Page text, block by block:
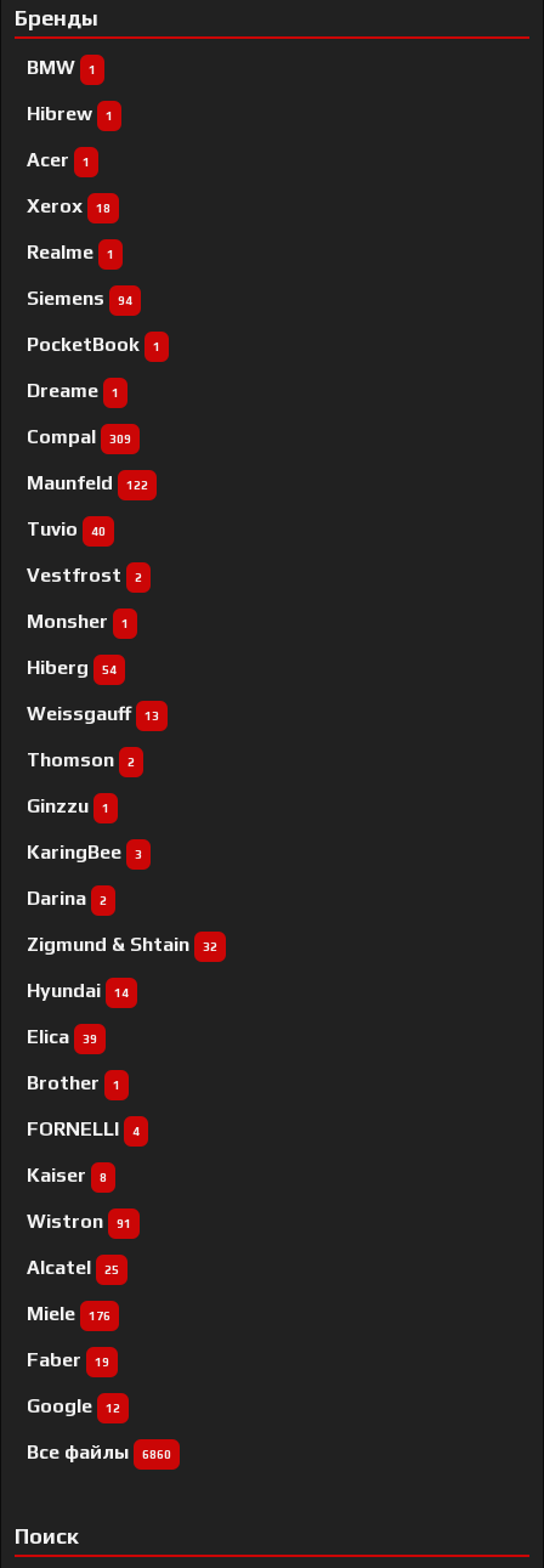
Бренды
BMW 1
Hibrew 1
Acer 1
Xerox 18
Realme 1
Siemens 94
PocketBook 1
Dreame 1
Compal 309
Maunfeld 122
Tuvio 40
Vestfrost 2
Monsher 1
Hiberg 54
Weissgauff 13
Thomson 2
Ginzzu 1
KaringBee 3
Darina 2
Zigmund & Shtain 32
Hyundai 14
Elica 39
Brother 1
FORNELLI 4
Kaiser 8
Wistron 91
Alcatel 25
Miele 176
Faber 19
Google 12
Все файлы 6860
Поиск